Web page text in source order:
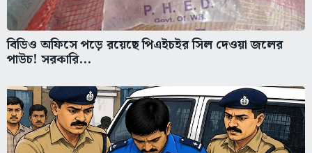
বিডিও অফিসে পড়ে রয়েছে পিএইচইর সিল দেওয়া জলের
পাউচ! সরকারি...